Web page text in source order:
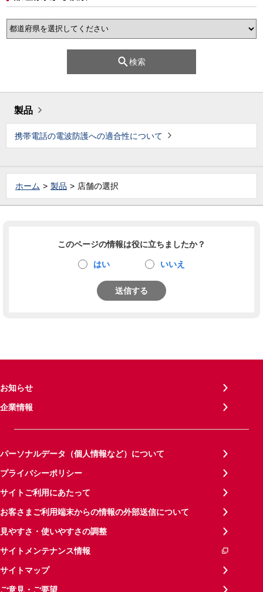
検索
製品
携帯電話の電波防護への適合性について
ホーム 製品 店舗の選択
このページの情報は役に立ちましたか？
はい いいえ
送信する
お知らせ
企業情報
パーソナルデータ（個人情報など）について
プライバシーポリシー
サイトご利用にあたって
お客さまご利用端末からの情報の外部送信について
見やすさ・使いやすさの調整
サイトメンテナンス情報
サイトマップ
ご意見・ご要望